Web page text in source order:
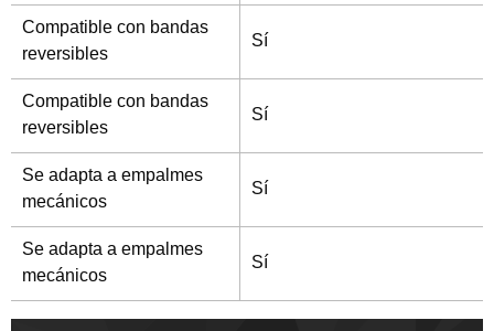
Compatible con bandas
reversibles
Sí
Compatible con bandas
reversibles
Sí
Se adapta a empalmes
mecánicos
Sí
Se adapta a empalmes
mecánicos
Sí